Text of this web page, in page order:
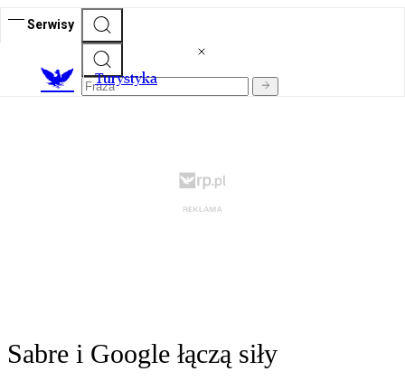
Serwisy
Turystyka
Sabre i Google łączą siły